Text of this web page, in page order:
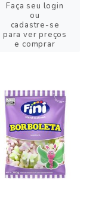
Faça seu login
ou
cadastre-se
para ver preços
e comprar